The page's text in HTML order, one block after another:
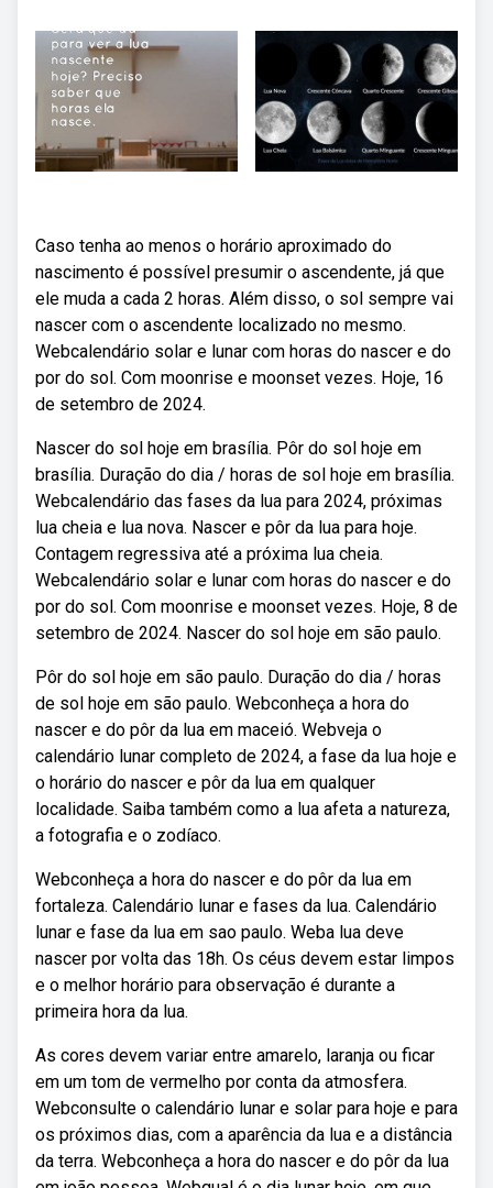
Caso tenha ao menos o horário aproximado do
nascimento é possível presumir o ascendente, já que
ele muda a cada 2 horas. Além disso, o sol sempre vai
nascer com o ascendente localizado no mesmo.
Webcalendário solar e lunar com horas do nascer e do
por do sol. Com moonrise e moonset vezes. Hoje, 16
de setembro de 2024.
Nascer do sol hoje em brasília. Pôr do sol hoje em
brasília. Duração do dia / horas de sol hoje em brasília.
Webcalendário das fases da lua para 2024, próximas
lua cheia e lua nova. Nascer e pôr da lua para hoje.
Contagem regressiva até a próxima lua cheia.
Webcalendário solar e lunar com horas do nascer e do
por do sol. Com moonrise e moonset vezes. Hoje, 8 de
setembro de 2024. Nascer do sol hoje em são paulo.
Pôr do sol hoje em são paulo. Duração do dia / horas
de sol hoje em são paulo. Webconheça a hora do
nascer e do pôr da lua em maceió. Webveja o
calendário lunar completo de 2024, a fase da lua hoje e
o horário do nascer e pôr da lua em qualquer
localidade. Saiba também como a lua afeta a natureza,
a fotografia e o zodíaco.
Webconheça a hora do nascer e do pôr da lua em
fortaleza. Calendário lunar e fases da lua. Calendário
lunar e fase da lua em sao paulo. Weba lua deve
nascer por volta das 18h. Os céus devem estar limpos
e o melhor horário para observação é durante a
primeira hora da lua.
As cores devem variar entre amarelo, laranja ou ficar
em um tom de vermelho por conta da atmosfera.
Webconsulte o calendário lunar e solar para hoje e para
os próximos dias, com a aparência da lua e a distância
da terra. Webconheça a hora do nascer e do pôr da lua